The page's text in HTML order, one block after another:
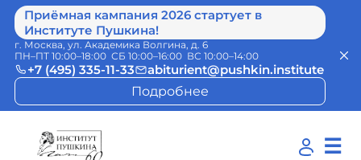
Приёмная кампания 2026 стартует в
Институте Пушкина!
г. Москва, ул. Академика Волгина, д. 6
ПН–ПТ 10:00–18:00 СБ 10:00–16:00 ВС 10:00–14:00
+7 (495) 335-11-33
abiturient@pushkin.institute
Подробнее
☰